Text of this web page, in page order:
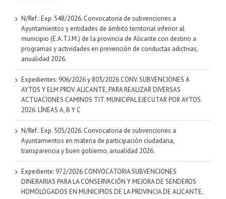
N/Ref.: Exp. 548/2026. Convocatoria de subvenciones a
Ayuntamientos y entidades de ámbito territorial inferior al
municipio (E.A.T.I.M.) de la provincia de Alicante con destino a
programas y actividades en prevención de conductas adictivas,
anualidad 2026.
Expedientes: 906/2026 y 803/2026 CONV. SUBVENCIONES A
AYTOS Y ELM PROV. ALICANTE, PARA REALIZAR DIVERSAS
ACTUACIONES CAMINOS TIT. MUNICIPAL EJECUTAR POR AYTOS.
2026. LÍNEAS A, B Y C
N/Ref.: Exp. 505/2026. Convocatoria de subvenciones a
Ayuntamientos en materia de participación ciudadana,
transparencia y buen gobierno, anualidad 2026.
Expediente: 972/2026 CONVOCATORIA SUBVENCIONES
DINERARIAS PARA LA CONSERVACIÓN Y MEJORA DE SENDEROS
HOMOLOGADOS EN MUNICIPIOS DE LA PROVINCIA DE ALICANTE,